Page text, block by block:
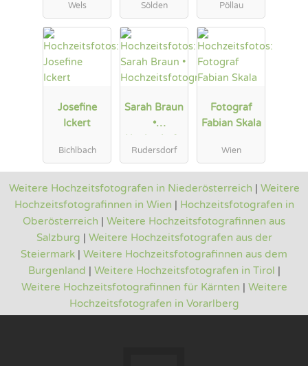
Wels
y&Arts
Sölden
tograf
Pöllau
Josefine
Ickert
Bichlbach
Sarah Braun
•
tografie
Rudersdorf
Fotograf
Fabian Skala
Wien
Weitere Hochzeitsfotografen in Niederösterreich | Weitere
Hochzeitsfotografinnen in Wien | Hochzeitsfotografen in
Oberösterreich | Weitere Hochzeitsfotografinnen aus
Salzburg | Weitere Hochzeitsfotografen aus der
Steiermark | Weitere Hochzeitsfotografinnen aus dem
Burgenland | Weitere Hochzeitsfotografen in Tirol |
Weitere Hochzeitsfotografinnen für Kärnten | Weitere
Hochzeitsfotografen in Vorarlberg